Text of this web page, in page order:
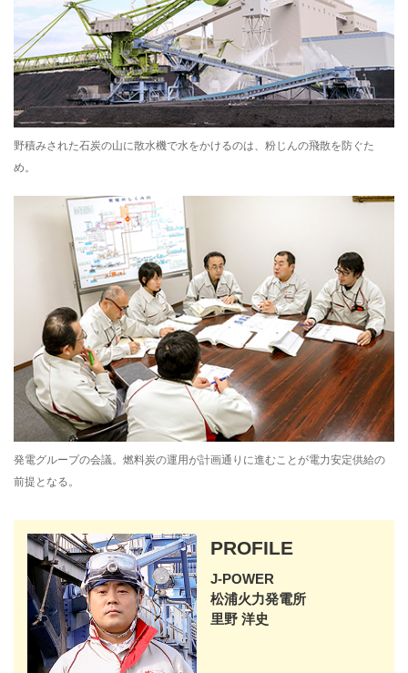
野積みされた石炭の山に散水機で水をかけるのは、粉じんの飛散を防ぐた
め。
発電グループの会議。燃料炭の運用が計画通りに進むことが電力安定供給の
前提となる。
PROFILE
J-POWER
松浦火力発電所
里野 洋史